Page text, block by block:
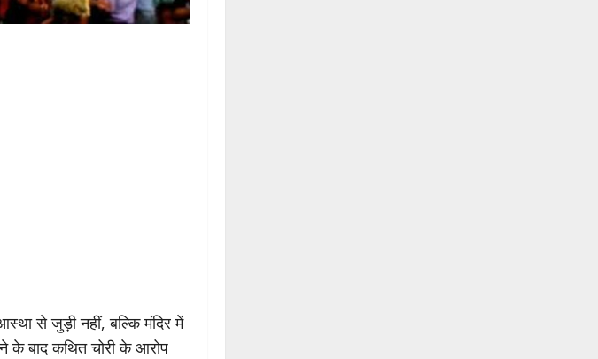
से जुड़ी नहीं, बल्कि मंदिर में
के बाद कथित चोरी के आरोप